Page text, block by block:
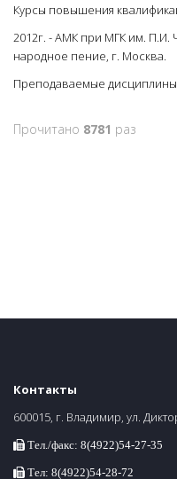
Курсы повышения
2012г. - АМК при МГК им. П.И.
народное пение, г. Москва.
Преподаваемые
Прочитано 8781 раз
Контакты
600015, г. Владимир, ул.
Тел./факс: 8(4922)54-27-35
Тел: 8(4922)54-28-72